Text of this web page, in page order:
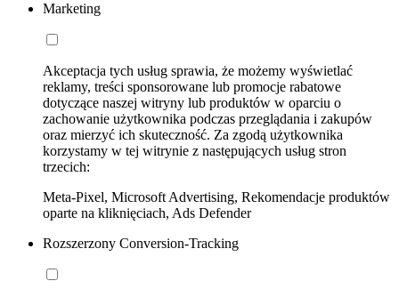
Marketing
Akceptacja tych usług sprawia, że możemy wyświetlać
reklamy, treści sponsorowane lub promocje rabatowe
dotyczące naszej witryny lub produktów w oparciu o
zachowanie użytkownika podczas przeglądania i zakupów
oraz mierzyć ich skuteczność. Za zgodą użytkownika
korzystamy w tej witrynie z następujących usług stron
trzecich:
Meta-Pixel, Microsoft Advertising, Rekomendacje produktów
oparte na kliknięciach, Ads Defender
Rozszerzony Conversion-Tracking